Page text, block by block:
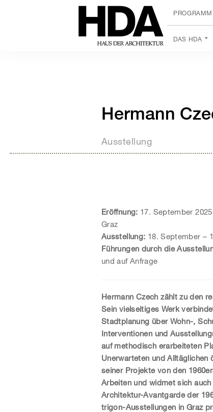
PROGRAMM
DAS HDA
Hermann
Ausstellung
Eröffnung: 17. September
Graz
Ausstellung: 18. September –
Führungen durch die
und auf Anfrage
Hermann Czech zählt zu den
Sein vielseitiges Werk
Stadtplanung über Wohn-,
Interventionen und
auf methodisch erarbeiteten
Unerwarteten und Alltäglichen
seiner Projekte von den
Arbeiten und widmet sich
Architektur-Avantgarde der
trigon-Ausstellungen in Graz